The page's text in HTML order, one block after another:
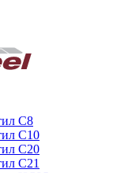
С8
С10
С20
С21